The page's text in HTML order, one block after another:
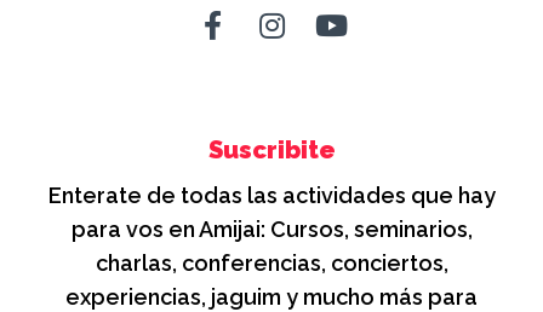
Suscribite
Enterate de todas las actividades que hay
para vos en Amijai: Cursos, seminarios,
charlas, conferencias, conciertos,
experiencias, jaguim y mucho más para